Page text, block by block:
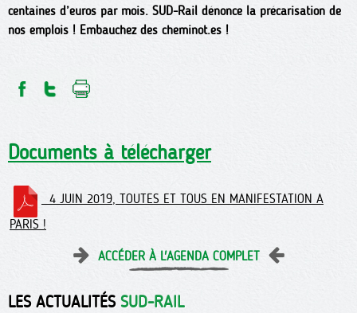
centaines d’euros par mois. SUD-Rail dénonce la précarisation de
nos emplois ! Embauchez des cheminot.es !
Documents à télécharger
4 JUIN 2019, TOUTES ET TOUS EN MANIFESTATION A
PARIS !
ACCÉDER À L'AGENDA COMPLET
LES ACTUALITÉS SUD-RAIL